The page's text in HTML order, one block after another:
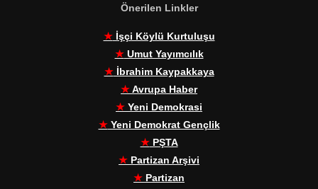
Önerilen Linkler
★İşçi Köylü Kurtuluşu
★Umut Yayımcılık
★İbrahim Kaypakkaya
★Avrupa Haber
★ Yeni Demokrasi
★Yeni Demokrat Gençlik
★PŞTA
★ Partizan Arşivi
★ Partizan